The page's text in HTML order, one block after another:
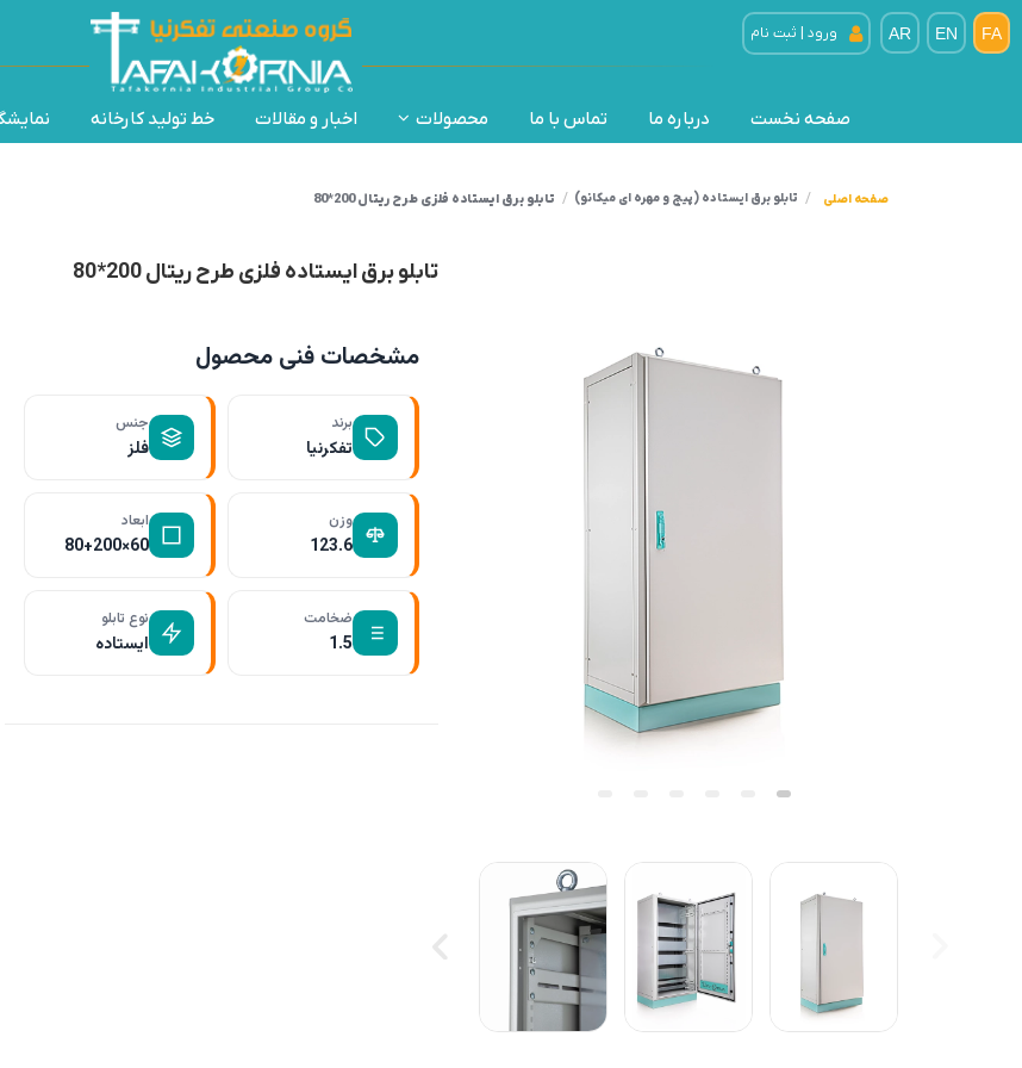
FA
EN
AR ورود | ثبت نام
صفحه نخست درباره ما تماس با ما محصولات اخبار و مقالات خط تولید کارخانه
تابلو برق ایستاده (پیچ و مهره ای میکانو) تابلو برق ایستاده فلزی طرح ریتال 200*80
تابلو برق ایستاده فلزی طرح ریتال 200*80
مشخصات فنی محصول
برند
تفکرنیا
جنس
فلز
وزن
123.6
ابعاد
60×80+200
ضخامت
1.5
نوع تابلو
ایستاده